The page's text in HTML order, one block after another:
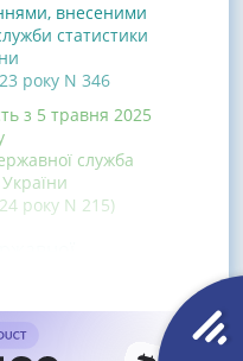
внесеними
статистики
року N 346
з 5 травня 2025
служба
року N 215)